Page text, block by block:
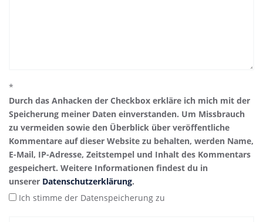
*
Durch das Anhacken der Checkbox erkläre ich mich mit der
Speicherung meiner Daten einverstanden. Um Missbrauch
zu vermeiden sowie den Überblick über veröffentliche
Kommentare auf dieser Website zu behalten, werden Name,
E-Mail, IP-Adresse, Zeitstempel und Inhalt des Kommentars
gespeichert. Weitere Informationen findest du in
unserer Datenschutzerklärung.
Ich stimme der Datenspeicherung zu